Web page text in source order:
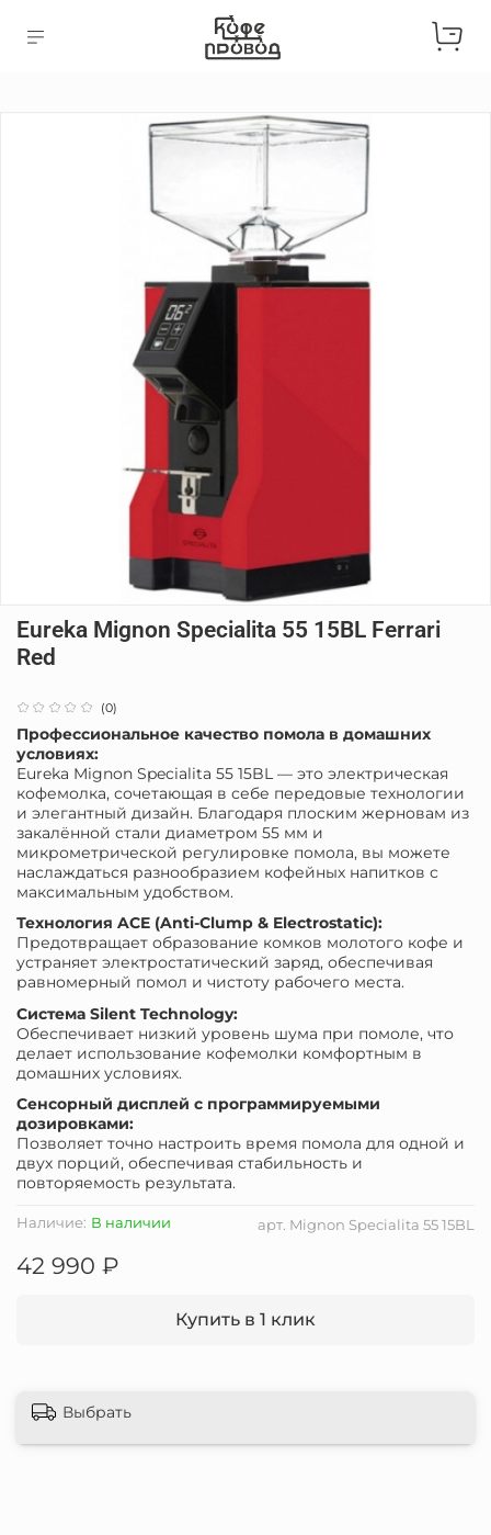
(0)
арт. Mignon Specialita 55 15BL
Наличие: В наличии
Eureka Mignon Specialita 55 15BL Ferrari
Red
42 990 ₽
Купить в 1 клик
Профессиональное качество помола в домашних
условиях:
Eureka Mignon Specialita 55 15BL — это электрическая
кофемолка, сочетающая в себе передовые технологии
и элегантный дизайн. Благодаря плоским жерновам из
закалённой стали диаметром 55 мм и
микрометрической регулировке помола, вы можете
наслаждаться разнообразием кофейных напитков с
максимальным удобством.
Технология ACE (Anti-Clump & Electrostatic):
Предотвращает образование комков молотого кофе и
устраняет электростатический заряд, обеспечивая
равномерный помол и чистоту рабочего места.
Система Silent Technology:
Обеспечивает низкий уровень шума при помоле, что
делает использование кофемолки комфортным в
домашних условиях.
Сенсорный дисплей с программируемыми
дозировками:
Позволяет точно настроить время помола для одной и
двух порций, обеспечивая стабильность и
повторяемость результата.
Выбрать